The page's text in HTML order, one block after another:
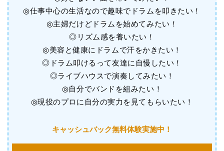
◎仕事中心の生活なので趣味でドラムを叩きたい！
◎主婦だけどドラムを始めてみたい！
◎リズム感を養いたい！
◎美容と健康にドラムで汗をかきたい！
◎ドラム叩けるって友達に自慢したい！
◎ライブハウスで演奏してみたい！
◎自分でバンドを組みたい！
◎現役のプロに自分の実力を見てもらいたい！
キャッシュバック無料体験実施中！